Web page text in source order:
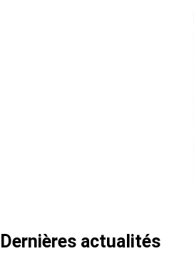
Dernières actualités